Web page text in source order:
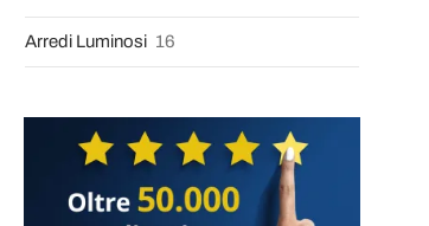
Arredi Luminosi 16